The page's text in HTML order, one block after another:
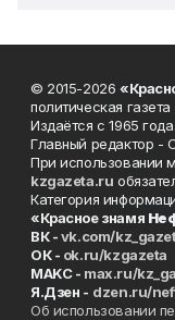
© 2015-2026
политическая
Издаётся с 1965 года.
Главный редактор -
При использовании
kzgazeta.ru
Категория
«Красное знамя
ВК -vk.com/
ОК - ok.ru/kzgazeta
MAKC - max.ru/
Я.Дзен - dzen.ru/
Об использовании